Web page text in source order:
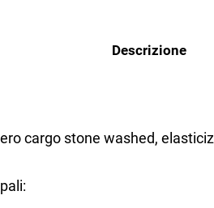
Descrizione
cargo stone washed,